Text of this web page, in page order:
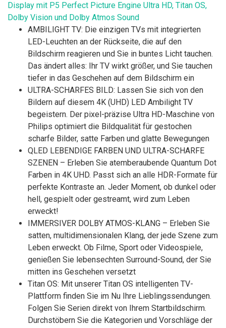
Display mit P5 Perfect Picture Engine Ultra HD, Titan OS,
Dolby Vision und Dolby Atmos Sound
AMBILIGHT TV: Die einzigen TVs mit integrierten
LED-Leuchten an der Rückseite, die auf den
Bildschirm reagieren und Sie in buntes Licht tauchen.
Das ändert alles: Ihr TV wirkt größer, und Sie tauchen
tiefer in das Geschehen auf dem Bildschirm ein
ULTRA-SCHARFES BILD: Lassen Sie sich von den
Bildern auf diesem 4K (UHD) LED Ambilight TV
begeistern. Der pixel-präzise Ultra HD-Maschine von
Philips optimiert die Bildqualität für gestochen
scharfe Bilder, satte Farben und glatte Bewegungen
QLED LEBENDIGE FARBEN UND ULTRA-SCHARFE
SZENEN – Erleben Sie atemberaubende Quantum Dot
Farben in 4K UHD. Passt sich an alle HDR-Formate für
perfekte Kontraste an. Jeder Moment, ob dunkel oder
hell, gespielt oder gestreamt, wird zum Leben
erweckt!
IMMERSIVER DOLBY ATMOS-KLANG – Erleben Sie
satten, multidimensionalen Klang, der jede Szene zum
Leben erweckt. Ob Filme, Sport oder Videospiele,
genießen Sie lebensechten Surround-Sound, der Sie
mitten ins Geschehen versetzt
Titan OS: Mit unserer Titan OS intelligenten TV-
Plattform finden Sie im Nu Ihre Lieblingssendungen.
Folgen Sie Serien direkt von Ihrem Startbildschirm.
Durchstöbern Sie die Kategorien und Vorschläge der